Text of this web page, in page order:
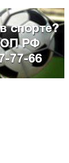
выборы
космос
пожар роща
художники